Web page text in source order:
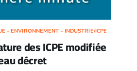
- ENVIRONNEMENT - INDUSTRIE/ICPE
des ICPE modifiée
décret